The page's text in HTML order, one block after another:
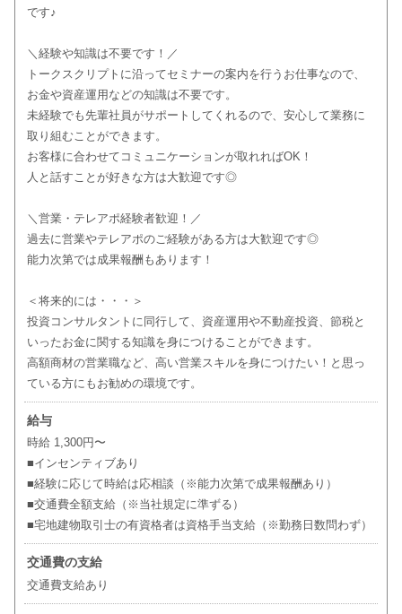
です♪
＼経験や知識は不要です！／
トークスクリプトに沿ってセミナーの案内を行うお仕事なので、
お金や資産運用などの知識は不要です。
未経験でも先輩社員がサポートしてくれるので、安心して業務に
取り組むことができます。
お客様に合わせてコミュニケーションが取れればOK！
人と話すことが好きな方は大歓迎です◎
＼営業・テレアポ経験者歓迎！／
過去に営業やテレアポのご経験がある方は大歓迎です◎
能力次第では成果報酬もあります！
＜将来的には・・・＞
投資コンサルタントに同行して、資産運用や不動産投資、節税と
いったお金に関する知識を身につけることができます。
高額商材の営業職など、高い営業スキルを身につけたい！と思っ
ている方にもお勧めの環境です。
給与
時給 1,300円〜
■インセンティブあり
■経験に応じて時給は応相談（※能力次第で成果報酬あり）
■交通費全額支給（※当社規定に準ずる）
■宅地建物取引士の有資格者は資格手当支給（※勤務日数問わず）
交通費の支給
交通費支給あり